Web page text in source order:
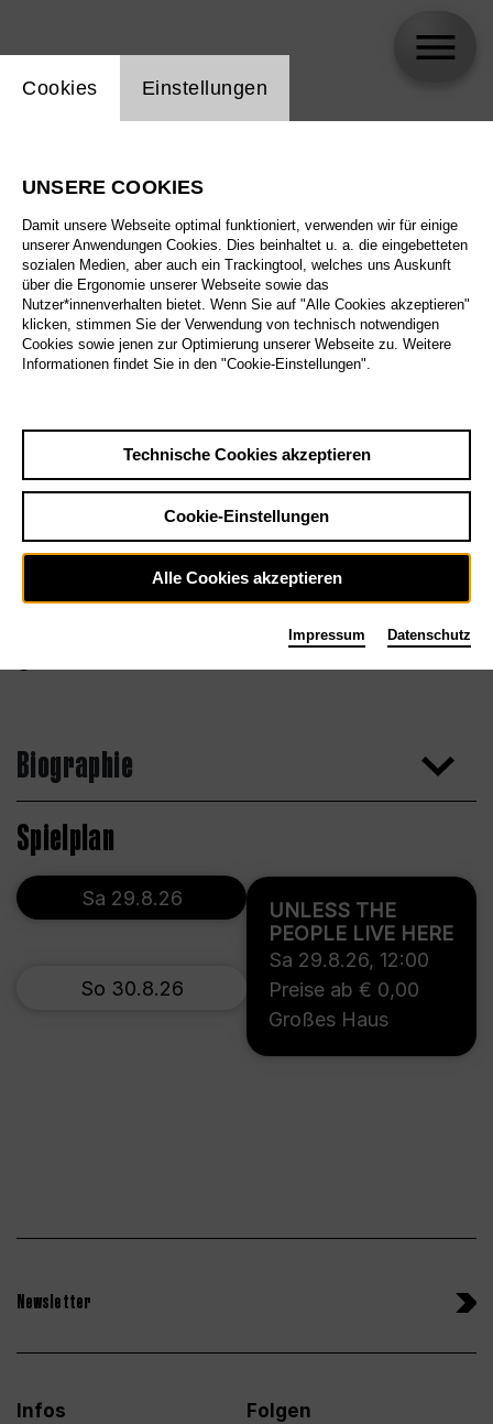
Biographie
Spielplan
UNLESS THE
PEOPLE LIVE HERE
Sa 29.8.26, 12:00
Preise ab € 0,00
Großes Haus
Sa 29.8.26
So 30.8.26
Newsletter
Infos
Folgen
Einstellung Website Cookie
Cookies Einstellungen
UNSERE COOKIES
Damit unsere Webseite optimal funktioniert, verwenden wir für einige
unserer Anwendungen Cookies. Dies beinhaltet u. a. die eingebetteten
sozialen Medien, aber auch ein Trackingtool, welches uns Auskunft
über die Ergonomie unserer Webseite sowie das
Nutzer*innenverhalten bietet. Wenn Sie auf "Alle Cookies akzeptieren"
klicken, stimmen Sie der Verwendung von technisch notwendigen
Cookies sowie jenen zur Optimierung unserer Webseite zu. Weitere
Informationen findet Sie in den "Cookie-Einstellungen".
Technische Cookies akzeptieren
Cookie-Einstellungen
Alle Cookies akzeptieren
Impressum Datenschutz